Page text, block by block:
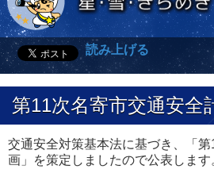
読み上げる
第11次名寄市交通安全
交通安全対策基本法に基づき、「
画」を策定しましたので公表します